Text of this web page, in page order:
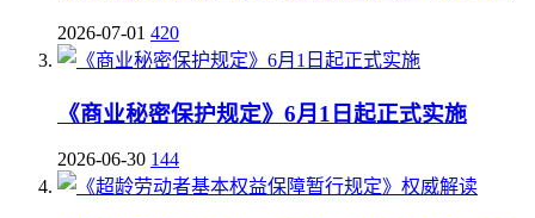
2026-07-01 420
《商业秘密保护规定》6月1日起正式实施
2026-06-30 144